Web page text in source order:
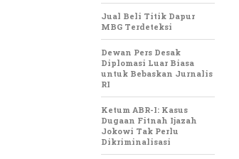
Jual Beli Titik Dapur
MBG Terdeteksi
Dewan Pers Desak
Diplomasi Luar Biasa
untuk Bebaskan Jurnalis
RI
Ketum ABR-I: Kasus
Dugaan Fitnah Ijazah
Jokowi Tak Perlu
Dikriminalisasi